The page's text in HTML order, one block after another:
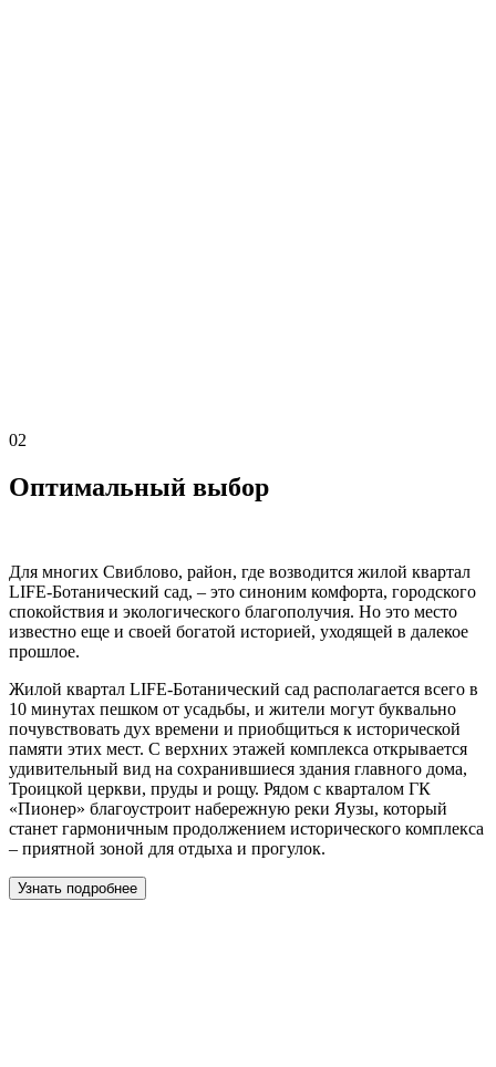
02
Оптимальный выбор
Для многих Свиблово, район, где возводится жилой квартал
LIFE-Ботанический сад, – это синоним комфорта, городского
спокойствия и экологического благополучия. Но это место
известно еще и своей богатой историей, уходящей в далекое
прошлое.
Жилой квартал LIFE-Ботанический сад располагается всего в
10 минутах пешком от усадьбы, и жители могут буквально
почувствовать дух времени и приобщиться к исторической
памяти этих мест. С верхних этажей комплекса открывается
удивительный вид на сохранившиеся здания главного дома,
Троицкой церкви, пруды и рощу. Рядом с кварталом ГК
«Пионер» благоустроит набережную реки Яузы, который
станет гармоничным продолжением исторического комплекса
– приятной зоной для отдыха и прогулок.
Узнать подробнее